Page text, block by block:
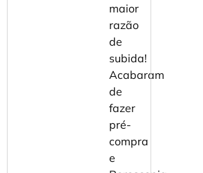
maior
razão
de
subida!
⁠Acabaram
de
fazer
pré-
compra
e